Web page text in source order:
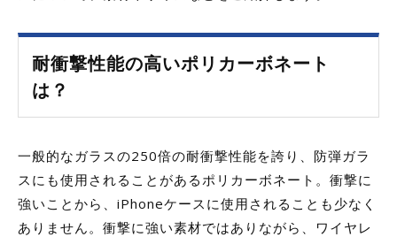
耐衝撃性能の高いポリカーボネート
は？
一般的なガラスの250倍の耐衝撃性能を誇り、防弾ガラ
スにも使用されることがあるポリカーボネート。衝撃に
強いことから、iPhoneケースに使用されることも少なく
ありません。衝撃に強い素材ではありながら、ワイヤレ